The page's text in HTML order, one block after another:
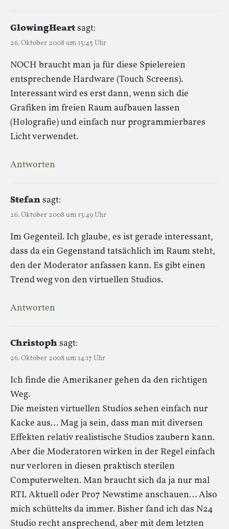
GlowingHeartsagt:
26. Oktober 2008 um 13:45 Uhr
NOCH braucht man ja für diese Spielereien
entsprechende Hardware (Touch Screens).
Interessant wird es erst dann, wenn sich die
Grafiken im freien Raum aufbauen lassen
(Holografie) und einfach nur programmierbares
Licht verwendet.
Antworten
Stefansagt:
26. Oktober 2008 um 13:49 Uhr
Im Gegenteil. Ich glaube, es ist gerade interessant,
dass da ein Gegenstand tatsächlich im Raum steht,
den der Moderator anfassen kann. Es gibt einen
Trend weg von den virtuellen Studios.
Antworten
Christoph sagt:
26. Oktober 2008 um 14:17 Uhr
Ich finde die Amerikaner gehen da den richtigen
Weg.
Die meisten virtuellen Studios sehen einfach nur
Kacke aus… Mag ja sein, dass man mit diversen
Effekten relativ realistische Studios zaubern kann.
Aber die Moderatoren wirken in der Regel einfach
nur verloren in diesen praktisch sterilen
Computerwelten. Man braucht sich da ja nur mal
RTL Aktuell oder Pro7 Newstime anschauen… Also
mich schüttelts da immer. Bisher fand ich das N24
Studio recht ansprechend, aber mit dem letzten